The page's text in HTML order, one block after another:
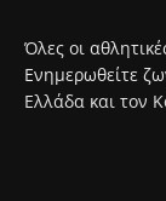
Όλες οι
Ενημερωθείτε
Ελλάδα και τον